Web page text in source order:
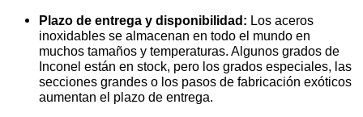
Plazo de entrega y disponibilidad: Los aceros
inoxidables se almacenan en todo el mundo en
muchos tamaños y temperaturas. Algunos grados de
Inconel están en stock, pero los grados especiales, las
secciones grandes o los pasos de fabricación exóticos
aumentan el plazo de entrega.